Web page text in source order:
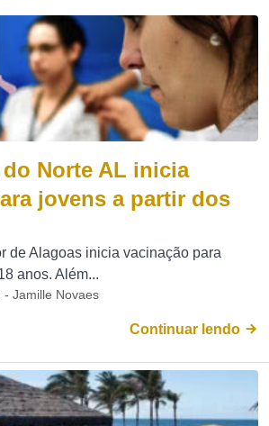
Norte AL inicia
jovens a partir dos
de Alagoas inicia vacinação para
anos. Além...
- Jamille Novaes
Continuar lendo